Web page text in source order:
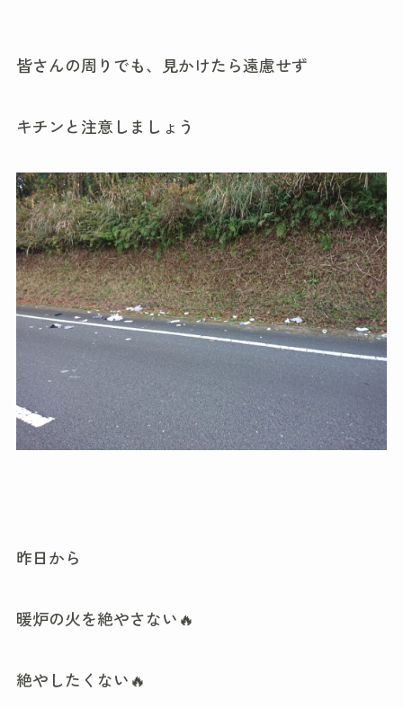
皆さんの周りでも、見かけたら遠慮せず
キチンと注意しましょう
昨日から
暖炉の火を絶やさない🔥
絶やしたくない🔥